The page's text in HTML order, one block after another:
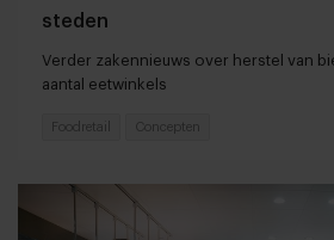
steden
Verder zakennieuws over herstel van
aantal eetwinkels
Foodretail Concepten